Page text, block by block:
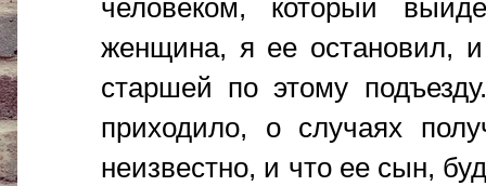
человеком, который
женщина, я ее остановил,
старшей по этому
приходило, о случаях
неизвестно, и что ее сын,